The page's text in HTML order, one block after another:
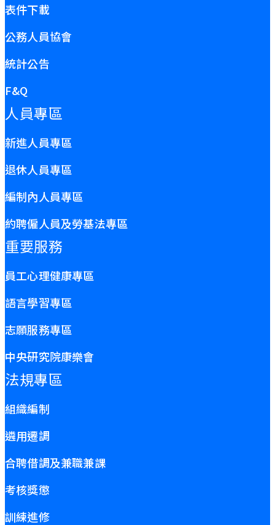
表件下載
公務人員協會
統計公告
F&Q
人員專區
新進人員專區
退休人員專區
編制內人員專區
約聘僱人員及勞基法專區
重要服務
員工心理健康專區
語言學習專區
志願服務專區
中央研究院康樂會
法規專區
組織編制
遴用遷調
合聘借調及兼職兼課
考核獎懲
訓練進修